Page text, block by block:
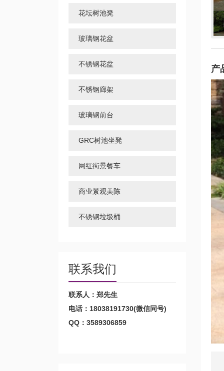
花坛树池凳
玻璃钢花盆
不锈钢花盆
不锈钢廊架
玻璃钢前台
GRC树池坐凳
网红街景餐车
商业景观美陈
不锈钢垃圾桶
联系我们
联系人：郑先生
电话：18038191730(微信同号)
QQ：3589306859
产